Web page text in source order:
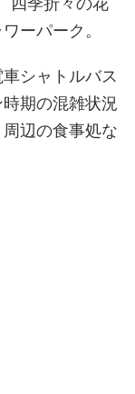
ーパーク。
シャトルバス
期の混雑状況
辺の食事処な